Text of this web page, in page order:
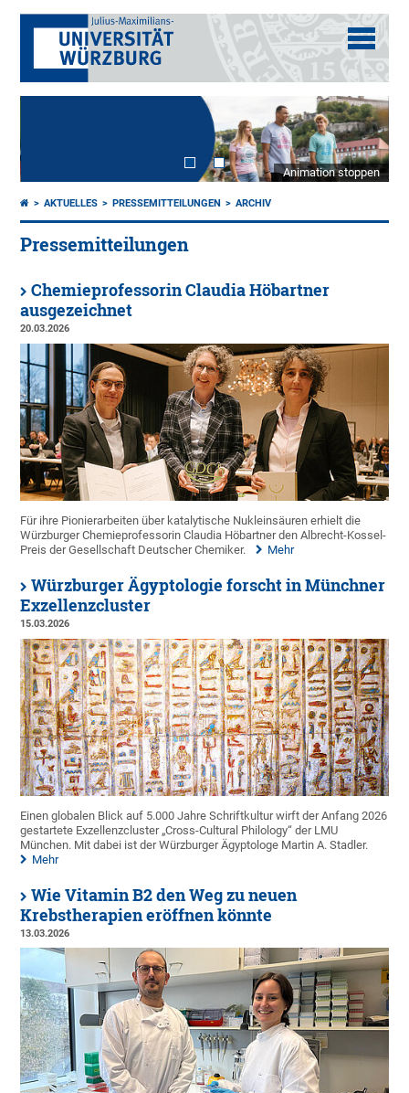
Animation stoppen
AKTUELLES PRESSEMITTEILUNGEN ARCHIV
Pressemitteilungen
Chemieprofessorin Claudia Höbartner
ausgezeichnet
20.03.2026
Für ihre Pionierarbeiten über katalytische Nukleinsäuren erhielt die
Würzburger Chemieprofessorin Claudia Höbartner den Albrecht-Kossel-
Preis der Gesellschaft Deutscher Chemiker.
Mehr
Würzburger Ägyptologie forscht in Münchner
Exzellenzcluster
15.03.2026
Einen globalen Blick auf 5.000 Jahre Schriftkultur wirft der Anfang 2026
gestartete Exzellenzcluster „Cross-Cultural Philology“ der LMU
München. Mit dabei ist der Würzburger Ägyptologe Martin A. Stadler.
Mehr
Wie Vitamin B2 den Weg zu neuen
Krebstherapien eröffnen könnte
13.03.2026